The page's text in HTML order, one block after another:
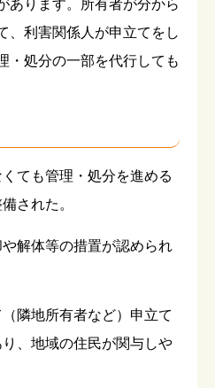
あります。所有者が分から
、利害関係人が申立てをし
・処分の一部を代行しても
ても管理・処分を進める
された。
解体等の措置が認められ
隣地所有者など）申立て
、地域の住民が関与しや